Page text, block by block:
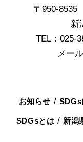
〒950-
新
TEL：025-
メー
お知らせ SDGs
SDGsとは 新潟